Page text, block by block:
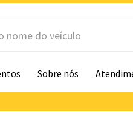
Sobre nós